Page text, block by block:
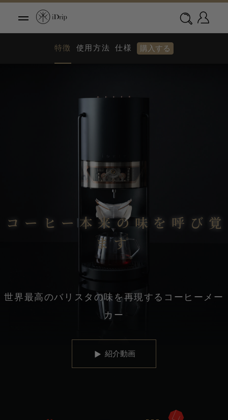
特徴 使用方法 仕様 購入する
コーヒー本来の味を呼び覚
ます
世界最高のバリスタの味を再現するコーヒーメー
カー
紹介動画